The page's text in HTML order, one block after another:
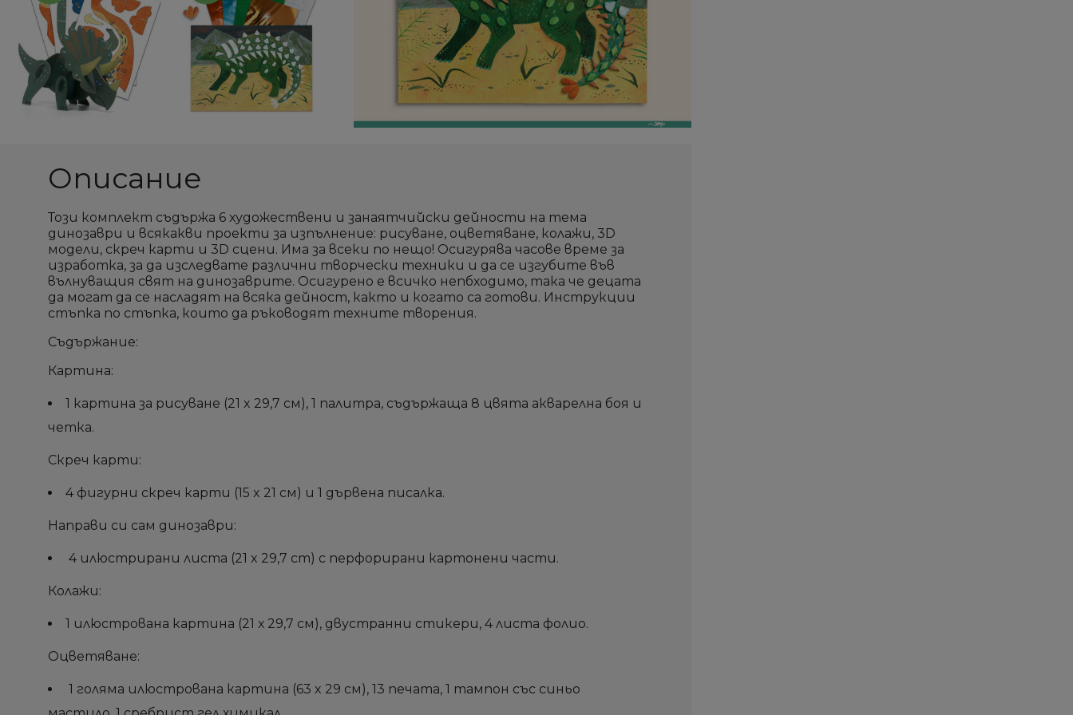
Описание
Този комплект съдържа 6 художествени и занаятчийски дейности на тема
динозаври и всякакви проекти за изпълнение: рисуване, оцветяване, колажи, 3D
модели, скреч карти и 3D сцени. Има за всеки по нещо! Осигурява часове време за
изработка, за да изследвате различни творчески техники и да се изгубите във
вълнуващия свят на динозаврите. Осигурено е всичко непбходимо, така че децата
да могат да се насладят на всяка дейност, както и когато са готови. Инструкции
стъпка по стъпка, които да ръководят техните творения.
Съдържание:
Картина:
1 картина за рисуване (21 x 29,7 см), 1 палитра, съдържаща 8 цвята акварелна боя и
четка.
Скреч карти:
4 фигурни скреч карти (15 x 21 см) и 1 дървена писалка.
Направи си сам динозаври:
4 илюстрирани листа (21 x 29,7 cm) с перфорирани картонени части.
Колажи:
1 илюстрована картина (21 х 29,7 см), двустранни стикери, 4 листа фолио.
Оцветяване:
1 голяма илюстрована картина (63 x 29 см), 13 печата, 1 тампон със синьо